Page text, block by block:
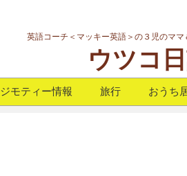
英語コーチ＜マッキー英語＞の３児のママ
ウツコ
ジモティー情報 旅行 おうち